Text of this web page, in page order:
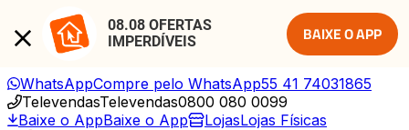
08.08 OFERTAS
IMPERDÍVEIS
BAIXE O APP
WhatsAppCompre pelo WhatsApp55 41 74031865
TelevendasTelevendas0800 080 0099
Baixe o AppBaixe o App LojasLojas Físicas